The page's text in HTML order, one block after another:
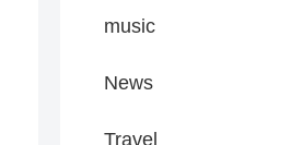
music
News
Travel